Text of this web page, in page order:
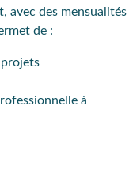
avec des mensualités
de :
projets
à